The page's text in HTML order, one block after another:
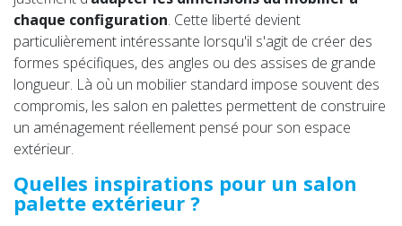
chaque configuration. Cette liberté devient
particulièrement intéressante lorsqu'il s'agit de créer des
formes spécifiques, des angles ou des assises de grande
longueur. Là où un mobilier standard impose souvent des
compromis, les salon en palettes permettent de construire
un aménagement réellement pensé pour son espace
extérieur.
Quelles inspirations pour un salon
palette extérieur ?